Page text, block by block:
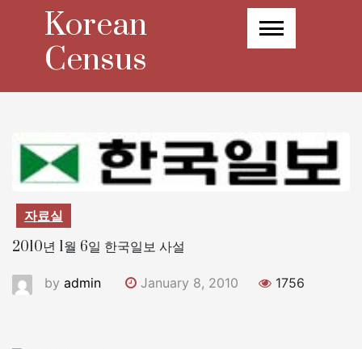
Korean
Census
자료실
2010년 1월 6일 한국일보 사설
by admin January 8, 2010 1756